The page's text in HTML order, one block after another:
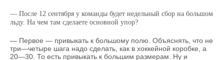
— После 12 сентября у команды будет недельный сбор на большом
льду. На чем там сделаете основной упор?
— Первое — привыкать к большому полю. Объяснять, что не
три—четыре шага надо сделать, как в хоккейной коробке, а
20—30. То есть привыкать к большим размерам. Ну и